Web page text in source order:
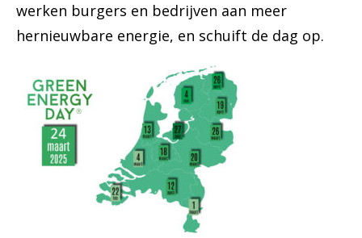
werken burgers en bedrijven aan meer
hernieuwbare energie, en schuift de dag op.